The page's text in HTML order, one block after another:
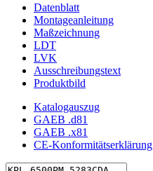
Datenblatt
Montageanleitung
Maßzeichnung
LDT
LVK
Ausschreibungstext
Produktbild
Katalogauszug
GAEB .d81
GAEB .x81
CE-Konformitätserklärung